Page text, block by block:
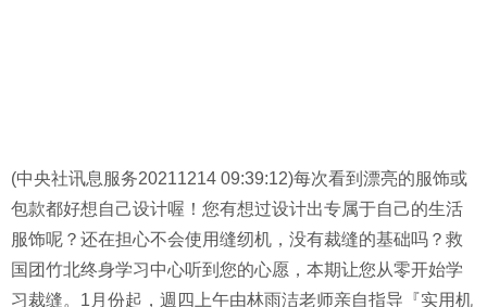
(中央社讯息服务20211214 09:39:12)每次看到漂亮的服饰或
包款都好想自己设计喔！您有想过设计出专属于自己的生活
服饰呢？还在担心不会使用缝纫机，没有裁缝的基础吗？救
国团竹北终身学习中心听到您的心愿，本期让您从零开始学
习裁缝。1月份起，週四上午由林雨洁老师亲自指导『实用机